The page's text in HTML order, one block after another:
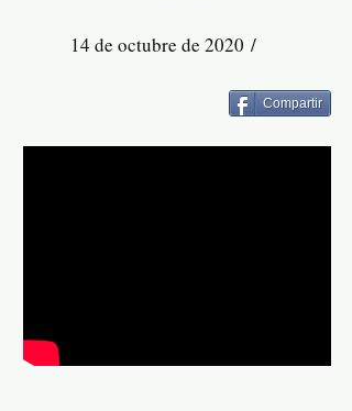
14 de octubre de 2020 /
Compartir